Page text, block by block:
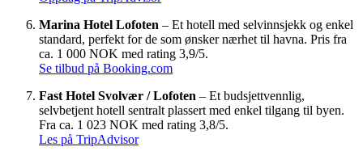
Marina Hotel Lofoten – Et hotell med selvinnsjekk og enkel
standard, perfekt for de som ønsker nærhet til havna. Pris fra
ca. 1 000 NOK med rating 3,9/5.
Se tilbud på Booking.com
Fast Hotel Svolvær / Lofoten – Et budsjettvennlig,
selvbetjent hotell sentralt plassert med enkel tilgang til byen.
Fra ca. 1 023 NOK med rating 3,8/5.
Les på TripAdvisor